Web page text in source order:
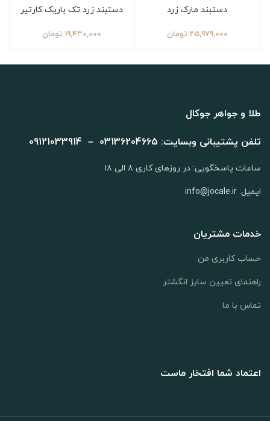
دستبند مارک زرد
25,979,000 تومان
دستبند زرد تک باریک کارتیر
19,430,000 تومان
طلا و جواهر جوکال
تلفن پشتیبانی وبسایت: 03136204665 – 09121033914
ساعات پاسخگویی: در روزهای کاری ۸ الی ۱۸
ایمیل: info@jocale.ir
خدمات مشتریان
حساب کاربری من
راهنمای تعیین سایز انگشتر
تماس با ما
اعتماد شما افتخار ماست